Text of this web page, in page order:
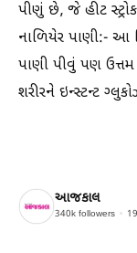
પીણું છે, જે હીટ
નાળિયેર પાણી:- આ
પાણી પીવું પણ
શરીરને ઇન્સ્ટન્ટ
આજકાલ
340k followers